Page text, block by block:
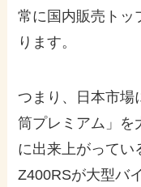
常に国内販売トッ
ります。
つまり、日本市場
筒プレミアム」を
に出来上がってい
Z400RSが大型バ